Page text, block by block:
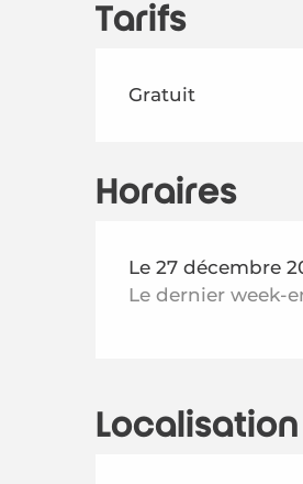
Tarifs
Gratuit
Horaires
Le 27 décembre
Le dernier week-
Localisation